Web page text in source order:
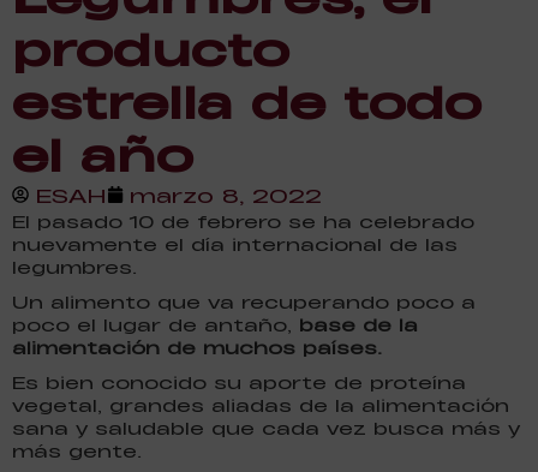
producto
estrella de todo
el año
ESAH marzo 8, 2022
El pasado 10 de febrero se ha celebrado
nuevamente el día internacional de las
legumbres.
Un alimento que va recuperando poco a
poco el lugar de antaño, base de la
alimentación de muchos países.
Es bien conocido su aporte de proteína
vegetal, grandes aliadas de la alimentación
sana y saludable que cada vez busca más y
más gente.